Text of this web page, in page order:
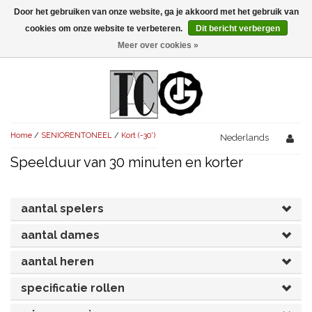
Menu
AVONDVULLEND (+75')
KORT (-30')
UITGELICHT!
AVONDVULLEND (+75')
KORT (-30')
OVERIG (30'-75')
UITGELICHT!
AVONDVULLEND (+75')
KORT (-30')
OVERIG (30'-75')
UITGELICHT!
KORT (-30')
OVERIG (30'-75')
SPEKTAKELSTUKKEN
JUBILEUMSTUK
KOSTUUMSTUK
MUSICAL
OVERIG
SINTERKLAASTONEEL
KERSTTONEEL
RECHTEN REGELEN
Home / SENIORENTONEEL / Kort (-30') Nederlands
Speelduur van 30 minuten en korter
aantal spelers
aantal dames
aantal heren
specificatie rollen
Door het gebruiken van onze website, ga je akkoord met het gebruik van
cookies om onze website te verbeteren.
Dit bericht verbergen
Meer over cookies »